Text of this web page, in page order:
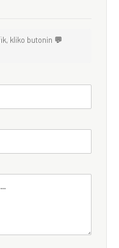
kliko butonin 💬